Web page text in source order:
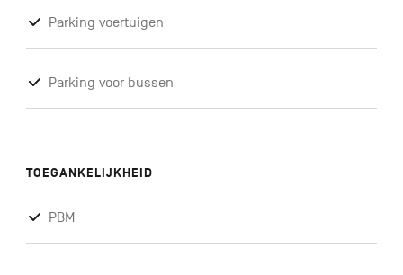
Parking voertuigen
Parking voor bussen
TOEGANKELIJKHEID
PBM